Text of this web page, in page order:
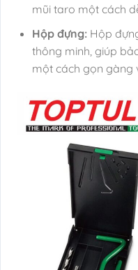
mũi taro một cách
Hộp đựng:Hộp
thông minh, giúp
một cách gọn gàng